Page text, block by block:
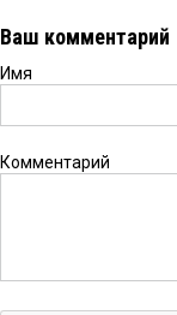
Ваш комментарий
Имя
Комментарий